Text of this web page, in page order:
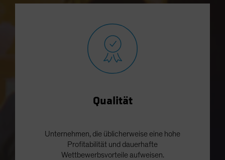
Qualität
Unternehmen, die üblicherweise eine hohe
Profitabilität und dauerhafte
Wettbewerbsvorteile aufweisen.